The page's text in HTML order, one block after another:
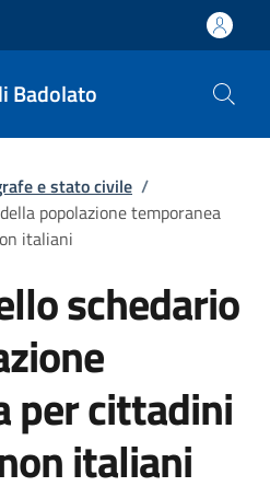
Badolato
e stato civile /
popolazione temporanea
italiani
schedario
per cittadini
italiani